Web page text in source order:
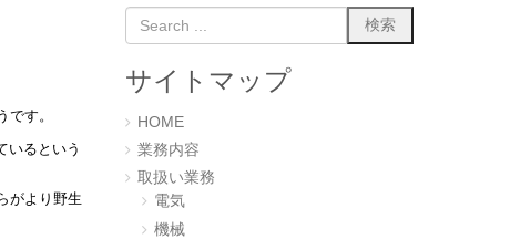
す。
いるという
がより野生
サイトマップ
HOME
業務内容
取扱い業務
電気
機械